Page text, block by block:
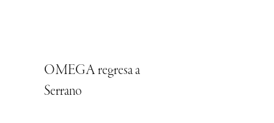
OMEGA regresa a
Serrano